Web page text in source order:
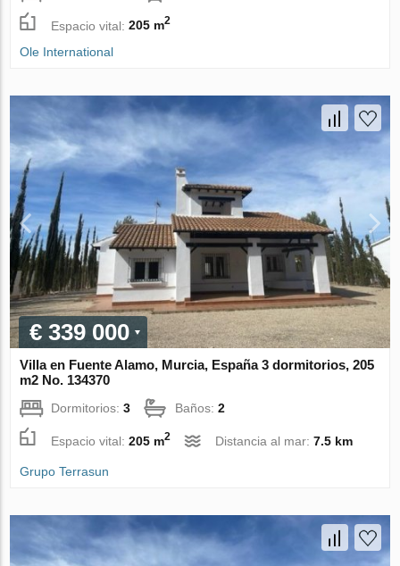
Espacio vital:205 m2
Ole International
€ 339 000
Villa en Fuente Alamo, Murcia, España 3 dormitorios, 205
m2 No. 134370
Dormitorios:3 Baños:2
Espacio vital:205 m2 Distancia al mar:7.5 km
Grupo Terrasun